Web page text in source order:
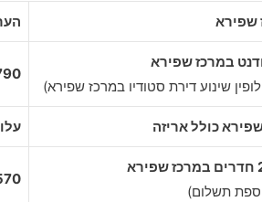
שפירא
במרכז שפירא
שינוע דירת סטודיו במרכז שפירא)
₪
כולל אריזה
תשלום)
₪